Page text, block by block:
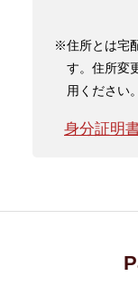
※住所とは宅
す。住所変
用ください。
身分証明